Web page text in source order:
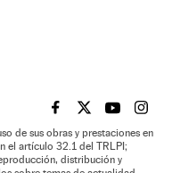
EL PAÍS BRASIL EN
EL PAÍSEL PAÍS
EL
de sus obras y prestaciones en
el artículo 32.1 del TRLPI;
distribución y